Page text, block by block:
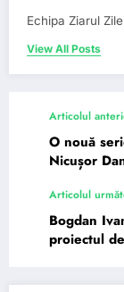
Echipa Ziarul
View All Posts
Articolul
O nouă
Nicușor
Articolul
Bogdan
proiectul